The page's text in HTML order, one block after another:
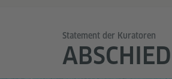
Statement der Kuratoren